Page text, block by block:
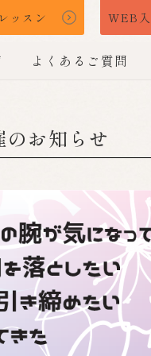
ッスン WEB
よくあるご質問
お知らせ